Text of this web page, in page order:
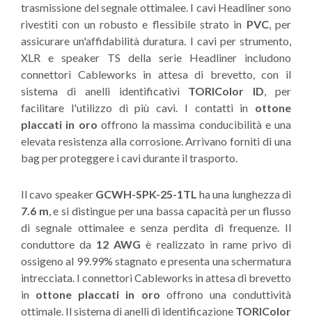
trasmissione del segnale ottimalee. I cavi Headliner sono
rivestiti con un robusto e flessibile strato in PVC, per
assicurare un'affidabilità duratura. I cavi per strumento,
XLR e speaker TS della serie Headliner includono
connettori Cableworks in attesa di brevetto, con il
sistema di anelli identificativi TORIColor ID, per
facilitare l'utilizzo di più cavi. I contatti in ottone
placcati in oro offrono la massima conducibilità e una
elevata resistenza alla corrosione. Arrivano forniti di una
bag per proteggere i cavi durante il trasporto.
Il cavo speaker GCWH-SPK-25-1TL ha una lunghezza di
7.6 m, e si distingue per una bassa capacità per un flusso
di segnale ottimalee e senza perdita di frequenze. Il
conduttore da 12 AWG è realizzato in rame privo di
ossigeno al 99.99% stagnato e presenta una schermatura
intrecciata. I connettori Cableworks in attesa di brevetto
in ottone placcati in oro offrono una conduttività
ottimale. Il sistema di anelli di identificazione TORIColor